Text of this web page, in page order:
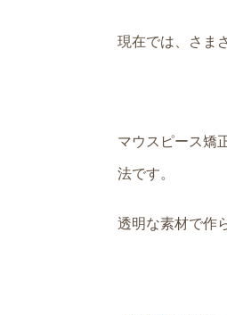
現在では、さま
マウスピース矯
法です。
透明な素材で作